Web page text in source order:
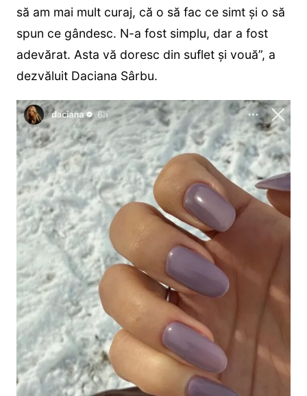
să am mai mult curaj, că o să fac ce simt și o să
spun ce gândesc. N-a fost simplu, dar a fost
adevărat. Asta vă doresc din suflet și vouă”, a
dezvăluit Daciana Sârbu.